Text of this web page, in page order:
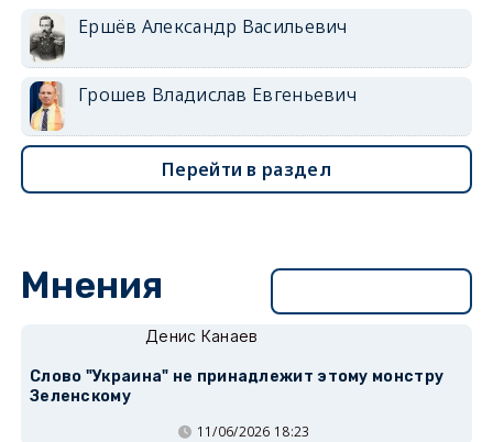
Ершёв Александр Васильевич
Грошев Владислав Евгеньевич
Перейти в раздел
Мнения
Денис Канаев
Слово "Украина" не принадлежит этому монстру
Зеленскому
11/06/2026 18:23